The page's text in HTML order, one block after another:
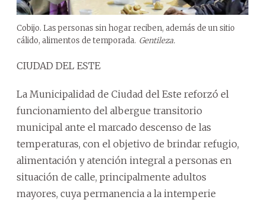
Cobijo. Las personas sin hogar reciben, además de un sitio
cálido, alimentos de temporada. Gentileza.
CIUDAD DEL ESTE
La Municipalidad de Ciudad del Este reforzó el
funcionamiento del albergue transitorio
municipal ante el marcado descenso de las
temperaturas, con el objetivo de brindar refugio,
alimentación y atención integral a personas en
situación de calle, principalmente adultos
mayores, cuya permanencia a la intemperie